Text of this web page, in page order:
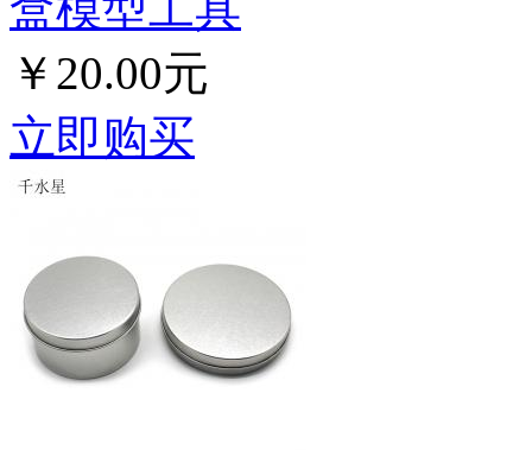
￥20.00元
立即购买